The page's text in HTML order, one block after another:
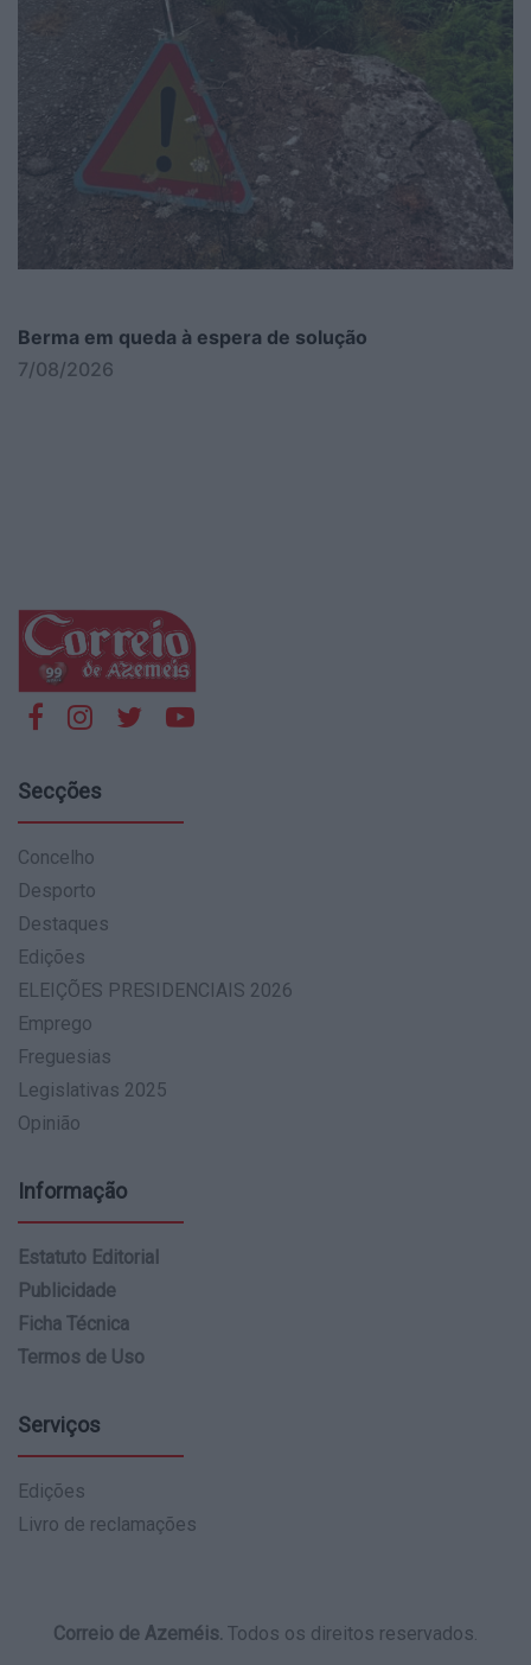
Berma em queda à espera de solução
7/08/2026
Secções
Concelho
Desporto
Destaques
Edições
ELEIÇÕES PRESIDENCIAIS 2026
Emprego
Freguesias
Legislativas 2025
Opinião
Informação
Estatuto Editorial
Publicidade
Ficha Técnica
Termos de Uso
Serviços
Edições
Livro de reclamações
Correio de Azeméis. Todos os direitos reservados.